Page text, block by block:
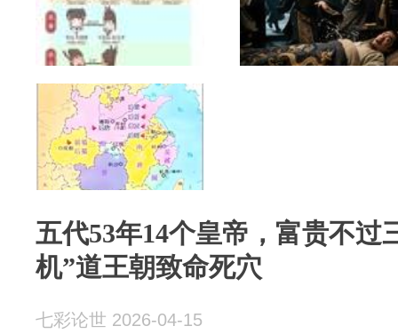
五代53年14个皇帝，富贵不过
机”道王朝致命死穴
七彩论世 2026-04-15